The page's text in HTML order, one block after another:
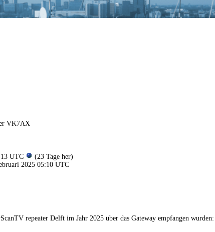
VK7AX
UTC
(23 Tage her)
2025 05:10 UTC
repeater Delft im Jahr 2025 über das Gateway empfangen wurden: